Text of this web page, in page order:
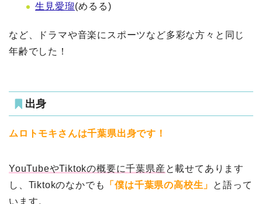
生見愛瑠(めるる)
など、ドラマや音楽にスポーツなど多彩な方々と同じ
年齢でした！
出身
ムロトモキさんは千葉県出身です！
YouTubeやTiktokの概要に千葉県産と載せてあります
し、Tiktokのなかでも
「僕は千葉県の高校生」
と語って
います。